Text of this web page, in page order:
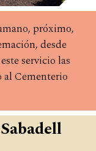
próximo,
desde
servicio las
Cementerio